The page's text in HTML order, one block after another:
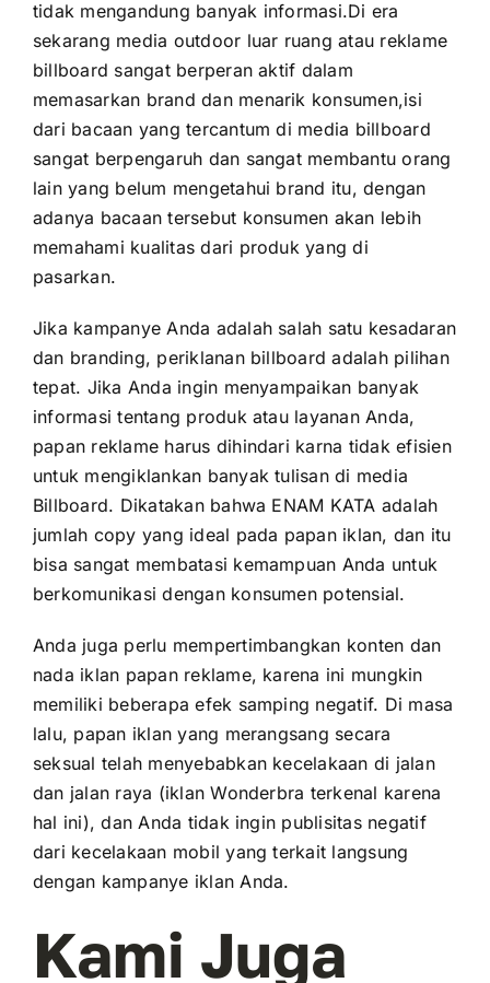
tidak mengandung banyak informasi.Di era
sekarang media outdoor luar ruang atau reklame
billboard sangat berperan aktif dalam
memasarkan brand dan menarik konsumen,isi
dari bacaan yang tercantum di media billboard
sangat berpengaruh dan sangat membantu orang
lain yang belum mengetahui brand itu, dengan
adanya bacaan tersebut konsumen akan lebih
memahami kualitas dari produk yang di
pasarkan.
Jika kampanye Anda adalah salah satu kesadaran
dan branding, periklanan billboard adalah pilihan
tepat. Jika Anda ingin menyampaikan banyak
informasi tentang produk atau layanan Anda,
papan reklame harus dihindari karna tidak efisien
untuk mengiklankan banyak tulisan di media
Billboard. Dikatakan bahwa ENAM KATA adalah
jumlah copy yang ideal pada papan iklan, dan itu
bisa sangat membatasi kemampuan Anda untuk
berkomunikasi dengan konsumen potensial.
Anda juga perlu mempertimbangkan konten dan
nada iklan papan reklame, karena ini mungkin
memiliki beberapa efek samping negatif. Di masa
lalu, papan iklan yang merangsang secara
seksual telah menyebabkan kecelakaan di jalan
dan jalan raya (iklan Wonderbra terkenal karena
hal ini), dan Anda tidak ingin publisitas negatif
dari kecelakaan mobil yang terkait langsung
dengan kampanye iklan Anda.
Kami Juga